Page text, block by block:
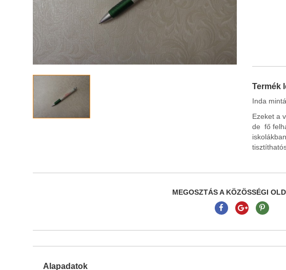
Termék
Inda
Ezeket a
de fő
MEGOSZTÁS A KÖZÖSSÉGI
Alapadatok